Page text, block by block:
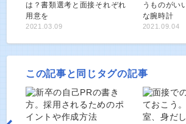
は？書類選考と面接それぞれ
用意を
2021.03.09
うものがい
な腕時計
2021.09.04
この記事と同じタグの記事